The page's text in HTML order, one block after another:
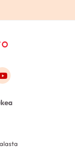
instagram
Link to youtube